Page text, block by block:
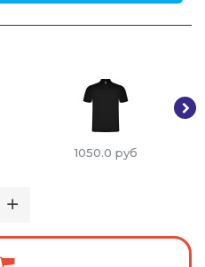
1050.0 руб